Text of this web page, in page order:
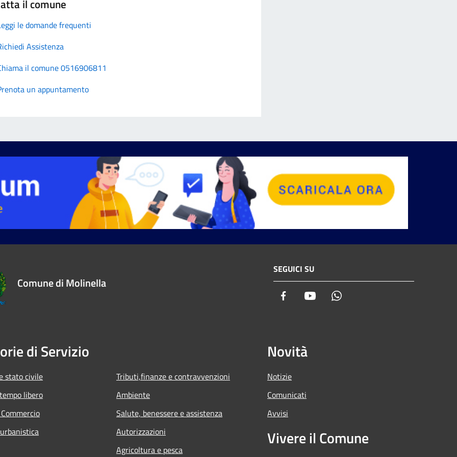
il comune
le domande frequenti
Assistenza
il comune 0516906811
un appuntamento
Comune di Molinella
SEGUICI SU
Facebook Youtube
di Servizio
stato civile
libero
Tributi,finanze e contravvenzioni
Ambiente
Salute, benessere e assistenza
Autorizzazioni
Agricoltura e pesca
Novità
Notizie
Comunicati
Avvisi
Vivere il Comune